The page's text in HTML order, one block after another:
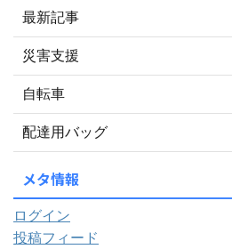
最新記事
災害支援
自転車
配達用バッグ
メタ情報
ログイン
投稿フィード